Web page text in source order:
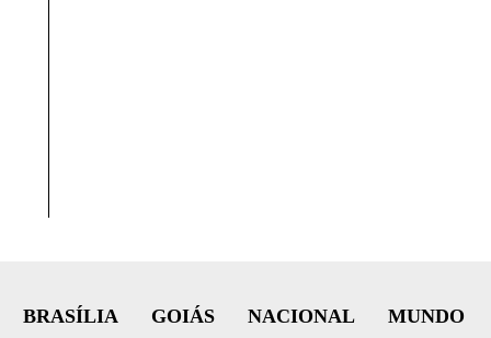
BRASÍLIA GOIÁS NACIONAL MUNDO